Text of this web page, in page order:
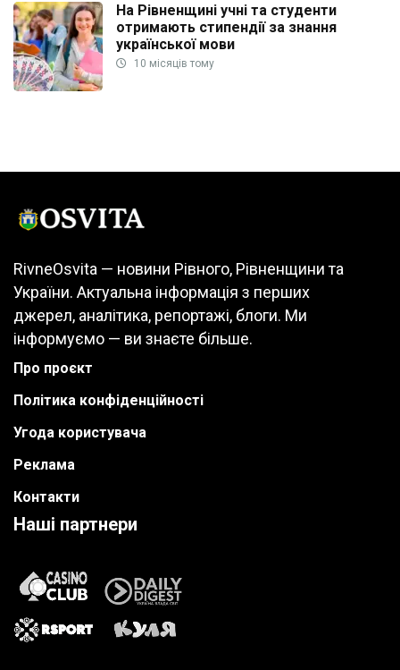
На Рівненщині учні та студенти
отримають стипендії за знання
української мови
10 місяців тому
RivneOsvita — новини Рівного, Рівненщини та
України. Актуальна інформація з перших
джерел, аналітика, репортажі, блоги. Ми
інформуємо — ви знаєте більше.
Про проєкт
Політика конфіденційності
Угода користувача
Реклама
Контакти
Наші партнери